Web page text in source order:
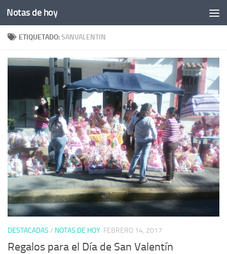
Saltar al contenido
Notas de hoy
ETIQUETADO:SANVALENTIN
DESTACADAS / NOTAS DE HOY FEBRERO 14, 2017
Regalos para el Día de San Valentín